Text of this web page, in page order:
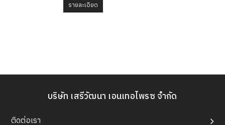
รายละเอียด
บริษัท เสรีวัฒนา เอนเทอไพรซ จำกัด
ติดต่อเรา